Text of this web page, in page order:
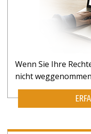
Wenn Sie Ihre
nicht